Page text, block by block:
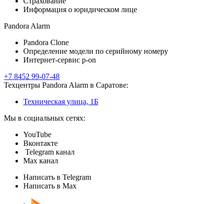
Информация о юридическом лице
Pandora Alarm
Pandora Clone
Определение модели по серийному номеру
Интернет-сервис p-on
+7 8452 99-07-48
Техцентры Pandora Alarm в Саратове:
Техническая улица, 1Б
Мы в социальных сетях:
YouTube
Вконтакте
Telegram канал
Max канал
Написать в Telegram
Написать в Max